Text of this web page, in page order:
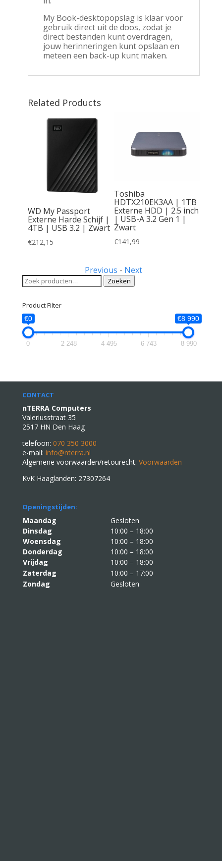
My Book-desktopopslag is klaar voor
gebruik direct uit de doos, zodat je
direct bestanden kunt overdragen,
jouw herinneringen kunt opslaan en
meteen een back-up kunt maken.
Related Products
WD My Passport
Externe Harde Schijf |
4TB | USB 3.2 | Zwart
€212,15
Toshiba
HDTX210EK3AA | 1TB
Externe HDD | 2.5 inch
| USB-A 3.2 Gen 1 |
Zwart
€141,99
Previous - Next
Zoeken
naar:
Zoeken
Product Filter
€0 €8 990
0 2 248 4 495 6 743 8 990
CONTACT
nTERRA Computers
Valeriusstraat 35
2517 HN Den Haag
telefoon: 070 350 3000
e-mail: info@nterra.nl
Algemene voorwaarden/retourecht: Voorwaarden
KvK Haaglanden: 27307264
Openingstijden:
Maandag
Gesloten
Dinsdag
10:00 – 18:00
Woensdag
10:00 – 18:00
Donderdag
10:00 – 18:00
Vrijdag
10:00 – 18:00
Zaterdag
10:00 – 17:00
Zondag
Gesloten